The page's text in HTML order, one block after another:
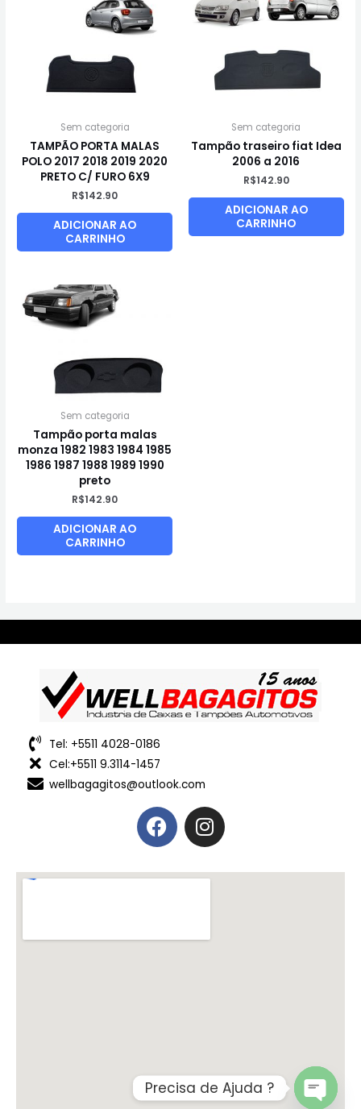
Sem categoria
TAMPÃO PORTA MALAS
POLO 2017 2018 2019 2020
PRETO C/ FURO 6X9
R$142.90
ADICIONAR AO
CARRINHO
Sem categoria
Tampão traseiro fiat Idea
2006 a 2016
R$142.90
ADICIONAR AO
CARRINHO
Sem categoria
Tampão porta malas
monza 1982 1983 1984 1985
1986 1987 1988 1989 1990
preto
R$142.90
ADICIONAR AO
CARRINHO
Tel: +5511 4028-0186
Cel:+5511 9.3114-1457
wellbagagitos@outlook.com
Precisa de Ajuda ?